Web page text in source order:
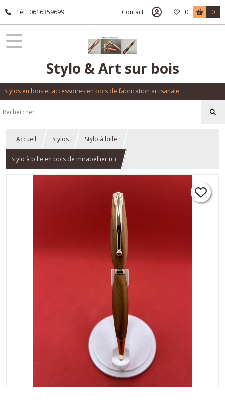
Tél : 0616359699 Contact 0 0
Stylo & Art sur bois
Stylos en bois et accessoires en bois de fabrication artisanale
Accueil Stylos Stylo à bille
Stylo à bille en bois de mirabellier (c)